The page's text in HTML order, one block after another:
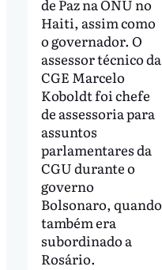
de Paz na ONU no
Haiti, assim como
o governador. O
assessor técnico da
CGE Marcelo
Koboldt foi chefe
de assessoria para
assuntos
parlamentares da
CGU durante o
governo
Bolsonaro, quando
também era
subordinado a
Rosário.